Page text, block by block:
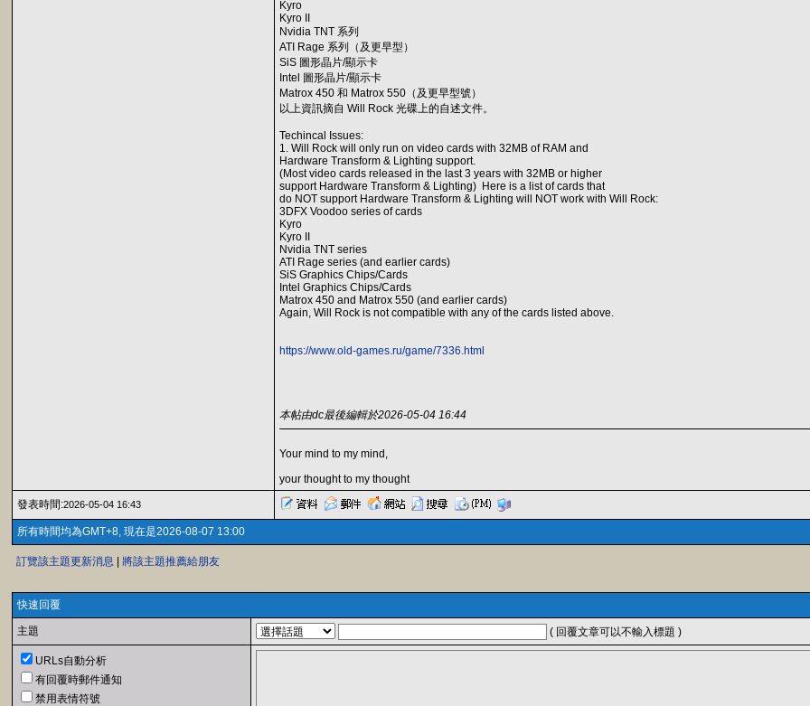
Kyro
Kyro II
Nvidia TNT 系列
ATI Rage 系列（及更早型）
SiS 圖形晶片/顯示卡
Intel 圖形晶片/顯示卡
Matrox 450 和 Matrox 550（及更早型號）
以上資訊摘自 Will Rock 光碟上的自述文件。
Techincal Issues:
1. Will Rock will only run on video cards with 32MB of RAM and
Hardware Transform & Lighting support.
(Most video cards released in the last 3 years with 32MB or higher
support Hardware Transform & Lighting) Here is a list of cards that
do NOT support Hardware Transform & Lighting will NOT work with Will Rock:
3DFX Voodoo series of cards
Kyro
Kyro II
Nvidia TNT series
ATI Rage series (and earlier cards)
SiS Graphics Chips/Cards
Intel Graphics Chips/Cards
Matrox 450 and Matrox 550 (and earlier cards)
Again, Will Rock is not compatible with any of the cards listed above.
https://www.old-games.ru/game/7336.html
本帖由dc最後編輯於2026-05-04 16:44
Your mind to my mind,
your thought to my thought
發表時間:2026-05-04 16:43
所有時間均為GMT+8, 現在是2026-08-07 13:00
訂覽該主題更新消息 將該主題推薦給朋友
快速回覆
主題 ( 回覆文章可以不輸入標題 )
URLs自動分析
有回覆時郵件通知
禁用表情符號